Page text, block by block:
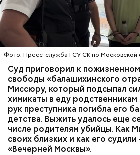
Фото: Пресс-служба ГСУ СК по Московской
Суд приговорил к
свободы «балашихинского
Миссюру, который подсыпал
химикаты в еду
рук преступника погибла его
детства. Выжить удалось еще
числе родителям убийцы. Как
своих близких и как его
«Вечерней Москвы».
им точный диагноз, после чего
потерпевших направили на
специалисты обнаружили
химикат дихлорэтан, который
организм супругов случайно.
нашли в еде, изъятой из
ОТРАВЛЕНИЯ БАЛАШИХА
СЛЕДСТВЕННЫЙ КОМИТЕТ